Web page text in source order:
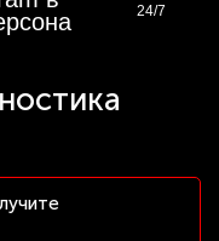
24/7